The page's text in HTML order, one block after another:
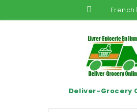
French
Deliver-Grocery